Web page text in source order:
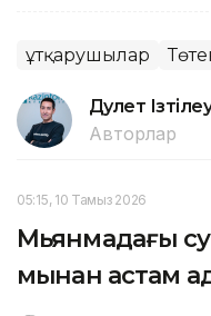
Құтқарушылар
Дәулет
Авторлар
05:15, 10 Тамыз 2026
Мьянмадағы
мыңнан астам